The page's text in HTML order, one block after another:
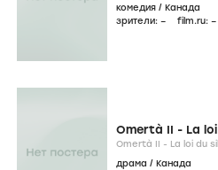
комедия / Канада
зрители: – film.ru: –
Omertà II - La
драма / Канада